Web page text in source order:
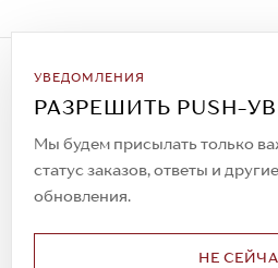
УВЕДОМЛЕНИЯ
РАЗРЕШИТЬ PUSH-
Мы будем присылать только
статус заказов, ответы и
обновления.
НЕ
Подписаться на рассылку
Всегда будьте в курсе
спецпредложений!
© 2023. AIT Shoes
Все права защищены